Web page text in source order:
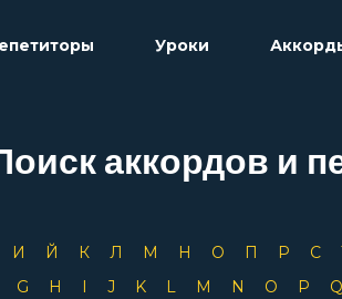
Уроки
аккордов и
И Й К Л М Н О П Р С
G H I J K L M N O P